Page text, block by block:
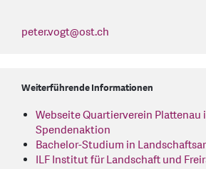
peter.vogt@ost.ch
Weiterführende Informationen
Webseite Quartierverein Plattenau
Spendenaktion
Bachelor-Studium in
ILF Institut für Landschaft und